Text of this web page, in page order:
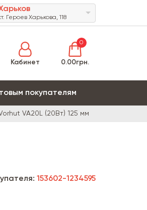
Героев Харькова, 118
Кабинет
0
0.00грн.
покупателям
VA20L (20Вт) 125 мм
153602-1234595